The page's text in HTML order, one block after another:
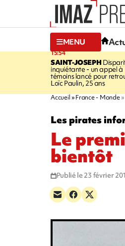
MENU
15:54
SAINT-JOSEPH
inquiétante - un appel à
témoins lancé pour
Loïc Paulin, 25 ans
Accueil France - Monde
Les pirates
Le
bientôt
Publié le 23 février